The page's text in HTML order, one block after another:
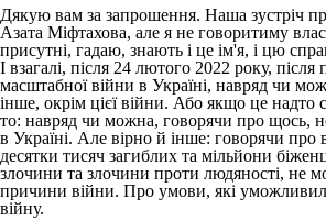
Дякую вам за запрошення. Наша зустріч
Азата Міфтахова, але я не говоритиму
присутні, гадаю, знають і це ім'я, і ​​цю
І взагалі, після 24 лютого 2022 року, після
масштабної війни в Україні, навряд чи
інше, окрім цієї війни. Або якщо це надто
то: навряд чи можна, говорячи про щось,
в Україні. Але вірно й інше: говорячи про
десятки тисяч загиблих та мільйони
злочини та злочини проти людяності, не
причини війни. Про умови, які
війну.